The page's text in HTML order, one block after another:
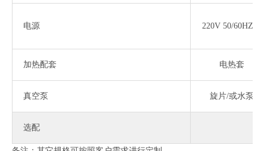
电源 220V 50/60HZ1P
加热配套 电热套
真空泵 旋片/或水泵
选配